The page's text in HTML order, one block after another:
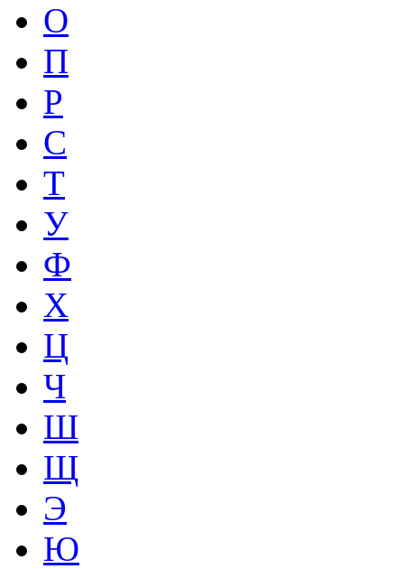
О
П
Р
С
Т
У
Ф
Х
Ц
Ч
Ш
Щ
Э
Ю